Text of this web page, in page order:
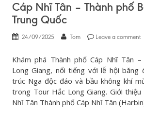
Cáp Nhĩ Tân – Thành phố
Trung Quốc
24/09/2025 Tom Leave a comment
Khám phá Thành phố Cáp Nhĩ Tân
Long Giang, nổi tiếng với lễ hội băng
trúc Nga độc đáo và bầu không khí
trong Tour Hắc Long Giang. Giới thiệu
Nhĩ Tân Thành phố Cáp Nhĩ Tân